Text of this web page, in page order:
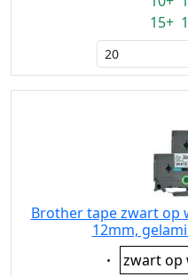
15+
Brother tape zwart op
12mm,
Eigenschaft:
zwart op